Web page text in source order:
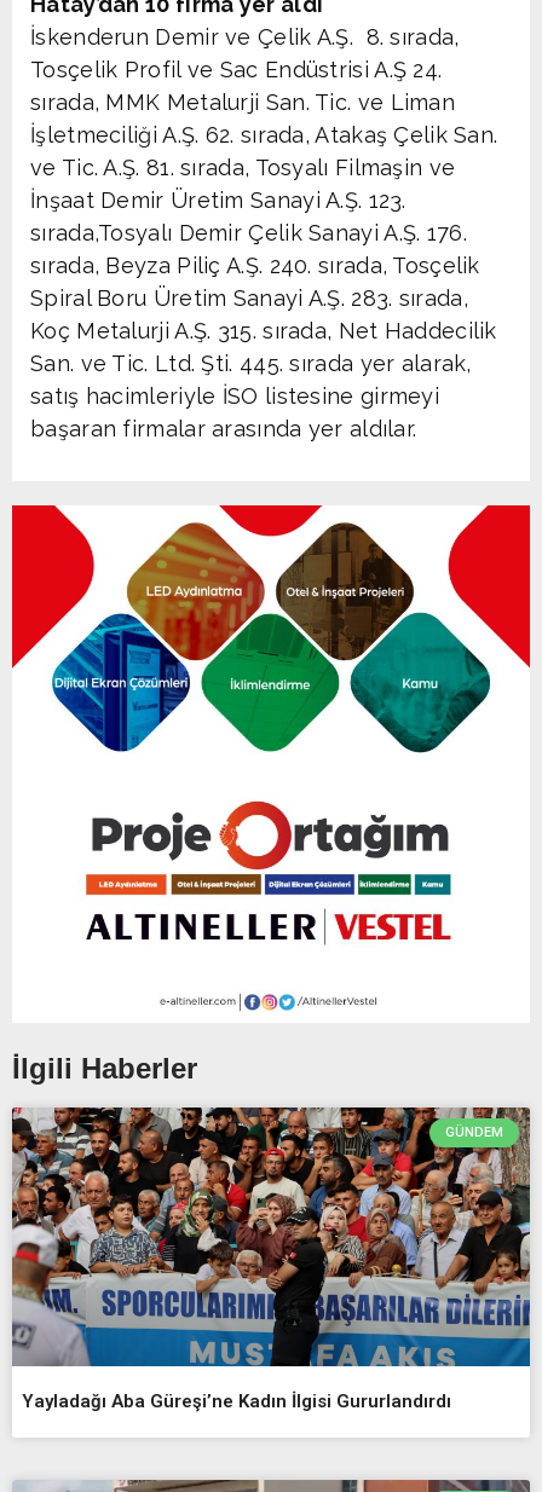
İskenderun Demir ve Çelik A.Ş. 8. sırada,
Tosçelik Profil ve Sac Endüstrisi A.Ş 24.
sırada, MMK Metalurji San. Tic. ve Liman
İşletmeciliği A.Ş. 62. sırada, Atakaş Çelik San.
ve Tic. A.Ş. 81. sırada, Tosyalı Filmaşin ve
İnşaat Demir Üretim Sanayi A.Ş. 123.
sırada,Tosyalı Demir Çelik Sanayi A.Ş. 176.
sırada, Beyza Piliç A.Ş. 240. sırada, Tosçelik
Spiral Boru Üretim Sanayi A.Ş. 283. sırada,
Koç Metalurji A.Ş. 315. sırada, Net Haddecilik
San. ve Tic. Ltd. Şti. 445. sırada yer alarak,
satış hacimleriyle İSO listesine girmeyi
başaran firmalar arasında yer aldılar.
İlgili Haberler
GÜNDEM
Yayladağı Aba Güreşi’ne Kadın İlgisi Gururlandırdı